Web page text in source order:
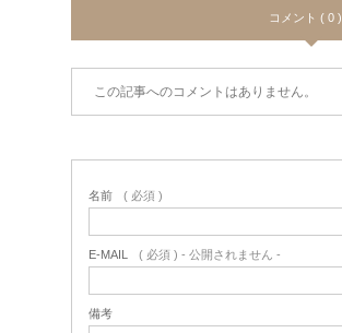
コメント ( 0 )
この記事へのコメントはありません。
名前 ( 必須 )
E-MAIL ( 必須 ) - 公開されません -
備考